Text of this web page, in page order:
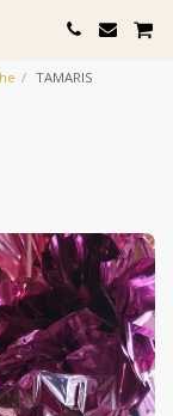
TAMARIS